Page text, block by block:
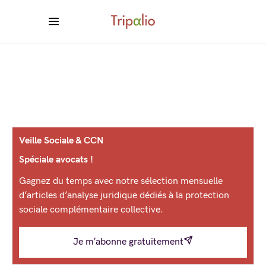
Veille Sociale & CCN
Spéciale avocats !
Gagnez du temps avec notre sélection mensuelle
d’articles d’analyse juridique dédiés à la protection
sociale complémentaire collective.
Je m’abonne gratuitement